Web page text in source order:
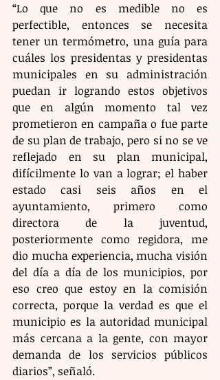
“Lo que no es medible no es
perfectible, entonces se necesita
tener un termómetro, una guía para
cuáles los presidentas y presidentas
municipales en su administración
puedan ir logrando estos objetivos
que en algún momento tal vez
prometieron en campaña o fue parte
de su plan de trabajo, pero si no se ve
reflejado en su plan municipal,
difícilmente lo van a lograr; el haber
estado casi seis años en el
ayuntamiento, primero como
directora de la juventud,
posteriormente como regidora, me
dio mucha experiencia, mucha visión
del día a día de los municipios, por
eso creo que estoy en la comisión
correcta, porque la verdad es que el
municipio es la autoridad municipal
más cercana a la gente, con mayor
demanda de los servicios públicos
diarios”, señaló.